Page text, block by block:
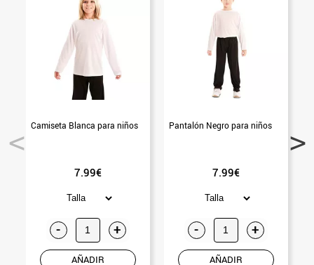
Camiseta Blanca para niños
7.99€
- +
AÑADIR
Pantalón Negro para niños
7.99€
- +
AÑADIR